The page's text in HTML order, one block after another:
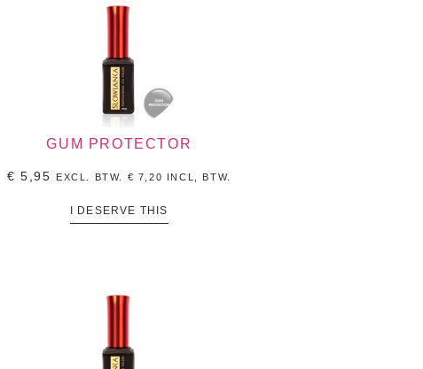
GUM PROTECTOR
€ 5,95 EXCL. BTW. € 7,20 INCL, BTW.
I DESERVE THIS